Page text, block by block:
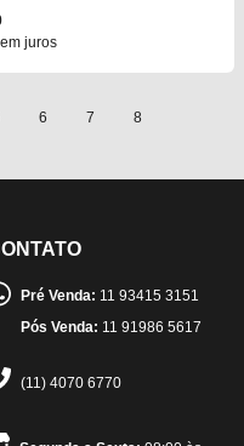
juros
6 7 8
Pré Venda: 11 93415 3151
Pós Venda: 11 91986 5617
(11) 4070 6770